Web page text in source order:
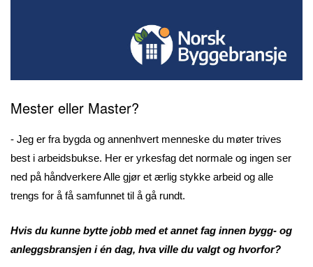
Mester eller Master?
- Jeg er fra bygda og annenhvert menneske du møter trives
best i arbeidsbukse. Her er yrkesfag det normale og ingen ser
ned på håndverkere Alle gjør et ærlig stykke arbeid og alle
trengs for å få samfunnet til å gå rundt.
Hvis du kunne bytte jobb med et annet fag innen bygg- og
anleggsbransjen i én dag, hva ville du valgt og hvorfor?